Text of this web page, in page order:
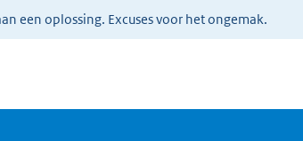
een oplossing. Excuses voor het ongemak.